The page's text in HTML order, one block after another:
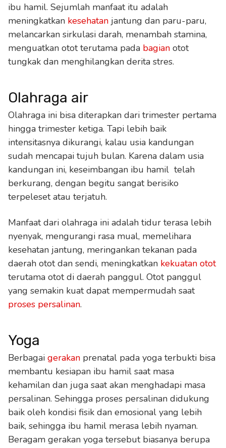
ibu hamil. Sejumlah manfaat itu adalah
meningkatkan kesehatan jantung dan paru-paru,
melancarkan sirkulasi darah, menambah stamina,
menguatkan otot terutama pada bagian otot
tungkak dan menghilangkan derita stres.
Olahraga air
Olahraga ini bisa diterapkan dari trimester pertama
hingga trimester ketiga. Tapi lebih baik
intensitasnya dikurangi, kalau usia kandungan
sudah mencapai tujuh bulan. Karena dalam usia
kandungan ini, keseimbangan ibu hamil telah
berkurang, dengan begitu sangat berisiko
terpeleset atau terjatuh.
Manfaat dari olahraga ini adalah tidur terasa lebih
nyenyak, mengurangi rasa mual, memelihara
kesehatan jantung, meringankan tekanan pada
daerah otot dan sendi, meningkatkan kekuatan otot
terutama otot di daerah panggul. Otot panggul
yang semakin kuat dapat mempermudah saat
proses persalinan.
Yoga
Berbagai gerakan prenatal pada yoga terbukti bisa
membantu kesiapan ibu hamil saat masa
kehamilan dan juga saat akan menghadapi masa
persalinan. Sehingga proses persalinan didukung
baik oleh kondisi fisik dan emosional yang lebih
baik, sehingga ibu hamil merasa lebih nyaman.
Beragam gerakan yoga tersebut biasanya berupa